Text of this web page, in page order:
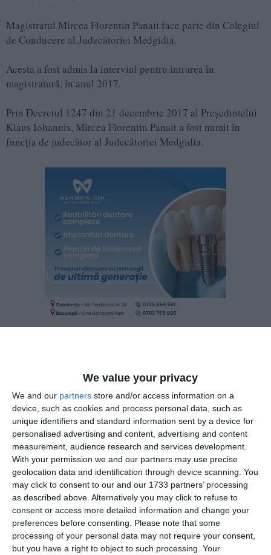
We value your privacy
We and our partners store and/or access information on a
device, such as cookies and process personal data, such as
unique identifiers and standard information sent by a device for
personalised advertising and content, advertising and content
measurement, audience research and services development.
With your permission we and our partners may use precise
geolocation data and identification through device scanning. You
may click to consent to our and our 1733 partners’ processing
as described above. Alternatively you may click to refuse to
consent or access more detailed information and change your
preferences before consenting.
Please note that some
processing of your personal data may not require your consent,
but you have a right to object to such processing. Your
Magistratul Mircea Florentin Panait face parte din Colegiul
de Conducere al Judecătoriei Medgidia.
Acesta a fost admis la interviul pentru intrarea în
magistratură, în anul 2017.
Prin Decretul 1247 din 21 decembrie 2017 al Președintelui
Klaus Iohannis, Mircea Florentin Panait a fost numit în
funcția de judecător al Judecătoriei Medgidia.
În declarația de interese completată în data de 15 iunie
2022, judecătorul Mircea Florentin Panait a precizat că este
acționar sau asociat la mai multe companii străine, cele mai
multe în domeniul medical, listate la bursă, societățile fiind:
Tesla (8 acțiuni – 669 USD), CRISPR Therapeutics (120
acțiuni – 58 USD), Editas Medicine (283 acțiuni – 10 USD),
Teladoc (31 acțiuni – 29 USD) și Intelia Therapeutics (13
acțiuni – 38 USD).
În continuare, magistratul a notat contractele încheiate de
firma de arhitectură a soției sale cu instituțiile publice în